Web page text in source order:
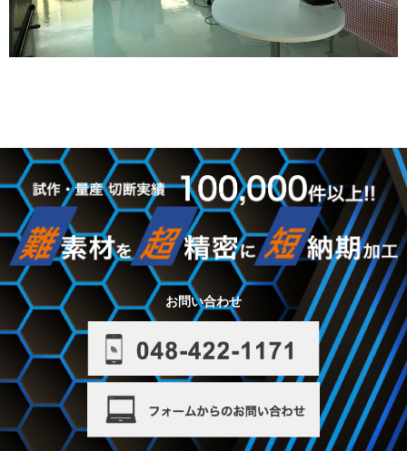
お問い合わせ